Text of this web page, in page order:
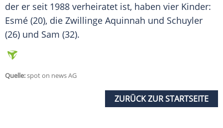
der er seit 1988 verheiratet ist, haben vier Kinder:
Esmé (20), die Zwillinge Aquinnah und Schuyler
(26) und Sam (32).
Quelle:spot on news AG
ZURÜCK ZUR STARTSEITE